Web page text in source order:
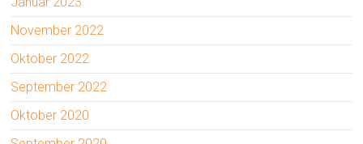
November 2022
Oktober 2022
September 2022
Oktober 2020